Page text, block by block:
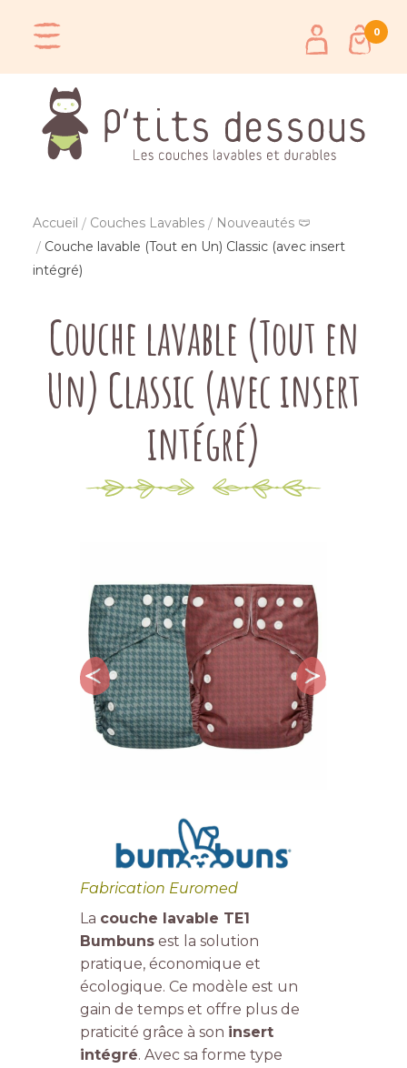
0
Accueil Couches Lavables
Nouveautés 🩲
Couche lavable (Tout en Un) Classic (avec insert
intégré)
Couche lavable (Tout en
Un) Classic (avec insert
intégré)
Fabrication Euromed
La couche lavable TE1
Bumbunsest la solution
pratique, économique et
écologique. Ce modèle est un
gain de temps et offre plus de
praticité grâce à son insert
intégré. Avec sa forme type